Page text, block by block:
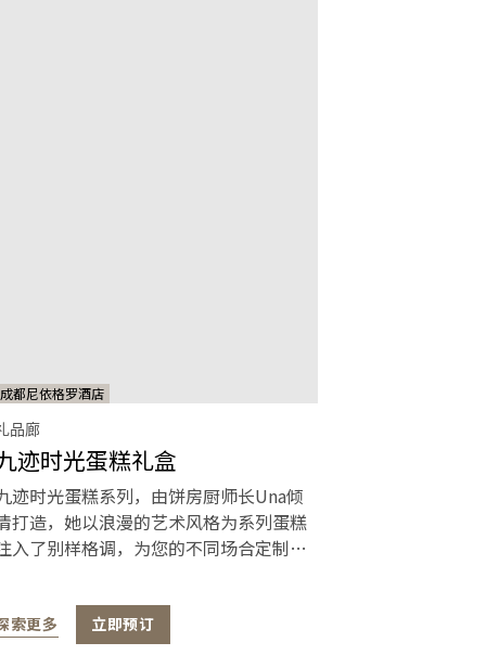
成都尼依格罗酒店
品廊
迹时光蛋糕礼盒
迹时光蛋糕系列，由饼房厨师长Una倾
打造，她以浪漫的艺术风格为系列蛋糕
入了别样格调，为您的不同场合定制型
索更多 立即预订